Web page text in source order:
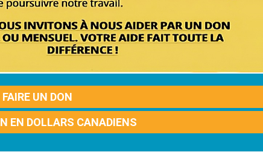
FAIRE UN DON
EN DOLLARS CANADIENS